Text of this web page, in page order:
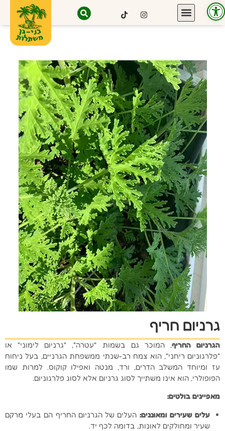
גרניום חריף
הגרניום החריף, המוכר גם בשמות "עטרה", "גרניום לימוני" או
"פלרגוניום ריחני", הוא צמח רב-שנתי ממשפחת הגרניים, בעל ניחוח
עז ומיוחד המשלב הדרים, ורד, מנטה ואפילו קוקוס. למרות שמו
הפופולרי, הוא אינו משתייך לסוג גרניום אלא לסוג פלרגוניום.
מאפיינים בולטים:
עלים שעירים ומאוננים: העלים של הגרניום החריף הם בעלי מרקם
שעיר ומחולקים לאונות, בדומה לכף יד.